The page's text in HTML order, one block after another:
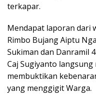
terkapar.
Mendapat laporan dari
Rimbo Bujang Aiptu
Sukiman dan Danramil
Caj Sugiyanto
membuktikan
yang menggigit Warga.